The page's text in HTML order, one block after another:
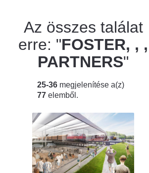
Az összes találat
erre: "FOSTER, , ,
PARTNERS"
25-36 megjelenítése a(z)
77 elemből.